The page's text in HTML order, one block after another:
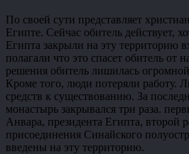
По своей сути представляет
Египте. Сейчас обитель действует,
Египта закрыли на эту территорию
полагали что это спасет обитель от
решения обитель лишилась
Кроме того, люди потеряли работу.
средств к существованию. За
монастырь закрывался три раза.
Анвара, президента Египта, второй
присоединения Синайского
введены на эту территорию.